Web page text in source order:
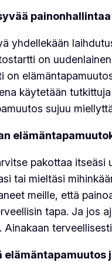
yhdellekään
on
on
käytetään
sujuu
pakottaa
tai mieltäsi
meille, että
tapa. Ja jos
Ainakaan